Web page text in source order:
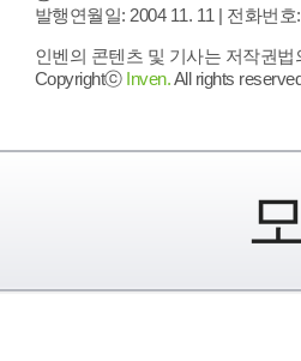
발행연월일: 2004 11. 11 | 전화번호
인벤의 콘텐츠 및 기사는 저작권
Copyrightⓒ Inven.All rights